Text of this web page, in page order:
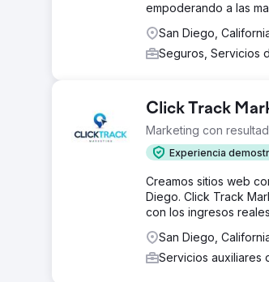
empoderando a las
San Diego,
Seguros, Servicios
Click Track
Marketing con
Experiencia
Creamos sitios web
Diego. Click Track
con los ingresos
San Diego,
Servicios auxiliares